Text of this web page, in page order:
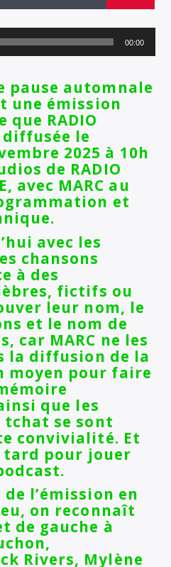
FORME AVEC RV+
Plus
00:00
pause automnale
une émission
que RADIO
diffusée le
2025 à 10h
de RADIO
avec MARC au
et
avec les
chansons
à des
fictifs ou
leur nom, le
et le nom de
car MARC ne les
la diffusion de la
moyen pour faire
que les
se sont
convivialité. Et
tard pour jouer
.
de l’émission en
on reconnaît
de gauche à
Rivers, Mylène